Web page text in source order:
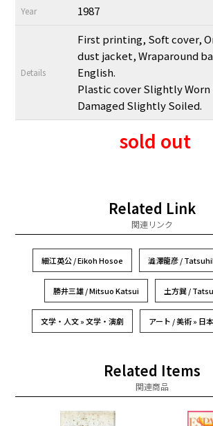
Year 1987
Details
First printing, Soft cover,
dust jacket, Wraparound
English.
Plastic cover Slightly
Damaged Slightly Soiled.
sold out
Related Link
関連リンク
細江英公 / Eikoh Hosoe 澁澤龍彦 /
勝井三雄 / Mitsuo Katsui 土方巽 /
文学・人文 » 文学・演劇 アート / 美術 » 日
Related Items
関連商品